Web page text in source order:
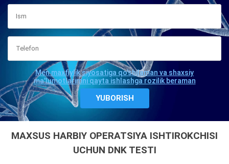
Men maxfiylik siyosatiga qo'shilaman va shaxsiy
ma'lumotlarimni qayta ishlashga rozilik beraman
MAXSUS HARBIY OPERATSIYA ISHTIROKCHISI
UCHUN DNK TESTI